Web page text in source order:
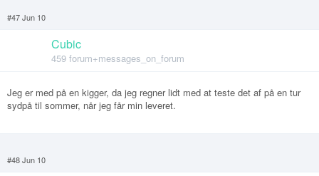
#47 Jun 10
Cubic
459 forum+messages_on_forum
Jeg er med på en kigger, da jeg regner lidt med at teste det af på en tur
sydpå til sommer, når jeg får min leveret.
#48 Jun 10